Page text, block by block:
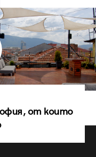
от които